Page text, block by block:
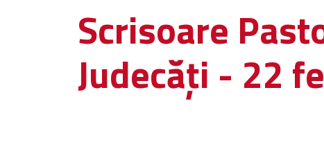
Scrisoare
Judecăți - 22